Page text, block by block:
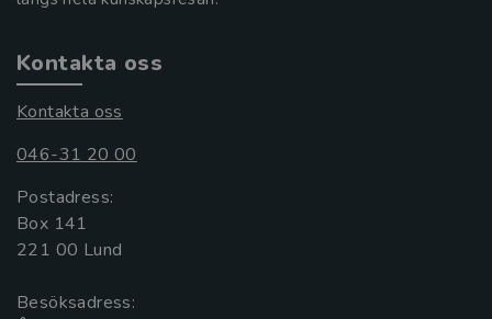
Kontakta oss
Kontakta oss
046-31 20 00
Postadress:
Box 141
221 00 Lund
Besöksadress: